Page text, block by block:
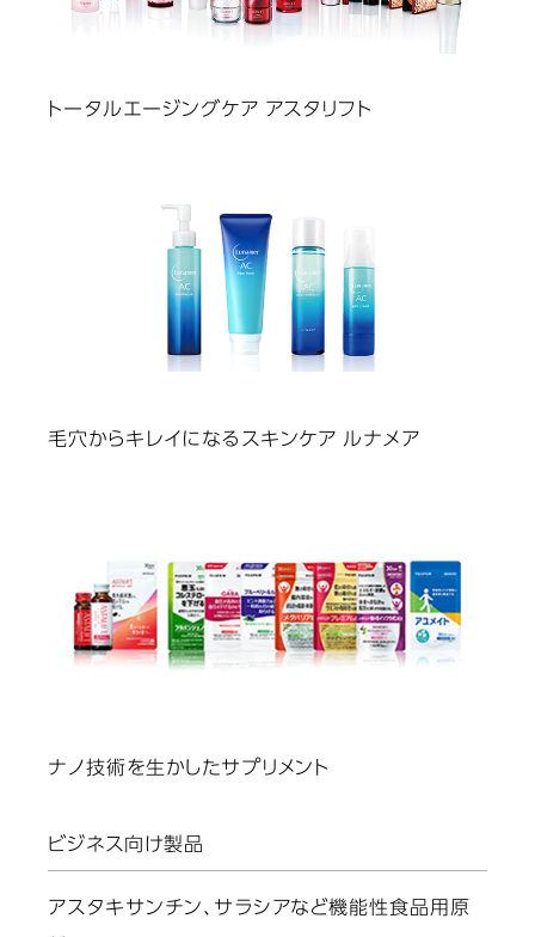
トータルエージングケア アスタリフト
毛穴からキレイになるスキンケア ルナメア
ナノ技術を生かしたサプリメント
ビジネス向け製品
アスタキサンチン、サラシアなど機能性食品用原